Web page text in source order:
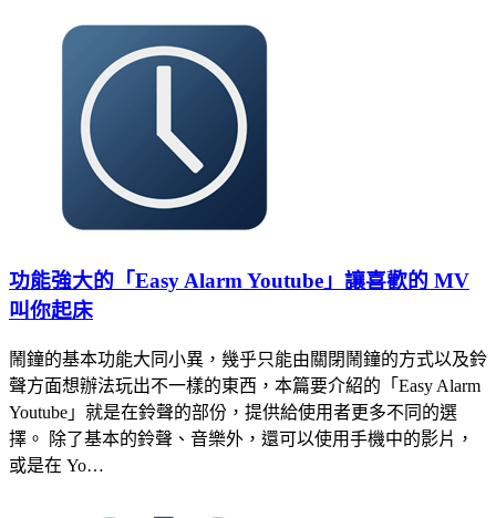
功能強大的「Easy Alarm Youtube」讓喜歡的 MV
叫你起床
鬧鐘的基本功能大同小異，幾乎只能由關閉鬧鐘的方式以及鈴
聲方面想辦法玩出不一樣的東西，本篇要介紹的「Easy Alarm
Youtube」就是在鈴聲的部份，提供給使用者更多不同的選
擇。 除了基本的鈴聲、音樂外，還可以使用手機中的影片，
或是在 Yo…